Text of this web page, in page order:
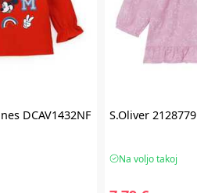
DCAV1432NF
S.Oliver
Na voljo takoj